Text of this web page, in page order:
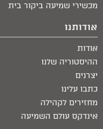
מכשירי שמיעה ביקור בית​
אודותנו
אודות
ההיסטוריה שלנו
יצרנים
כתבו עלינו
מחזירים לקהילה
אינדקס עולם השמיעה